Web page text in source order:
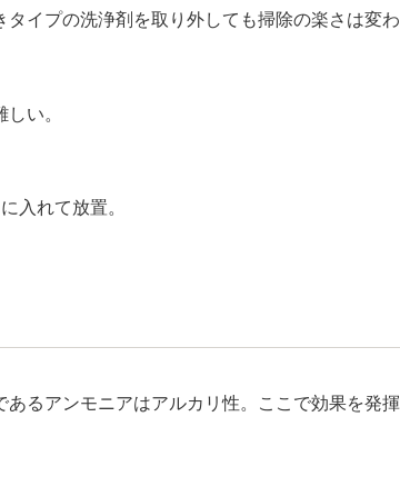
イプの洗浄剤を取り外しても掃除の楽さは変わ
い。
入れて放置。
るアンモニアはアルカリ性。ここで効果を発